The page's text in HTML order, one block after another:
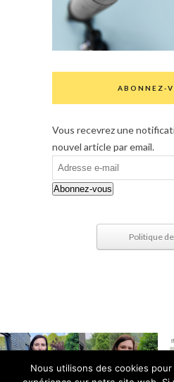
ABONNEZ-
Vous recevrez une
nouvel article par email.
Adresse
e-
mail
Abonnez-vous
Politique
Nous utilisons des cookies